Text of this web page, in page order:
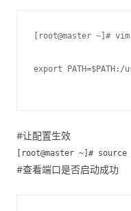
[root@master ~]#
export
#让配置生效
[root@master ~]#
#查看端口是否启动成功